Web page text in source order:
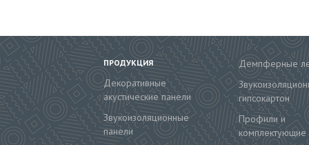
ПРОДУКЦИЯ
Декоративные
акустические панели
Звукоизоляционные
панели
Демпферные
гипсокартон
Профили и
комплектующие